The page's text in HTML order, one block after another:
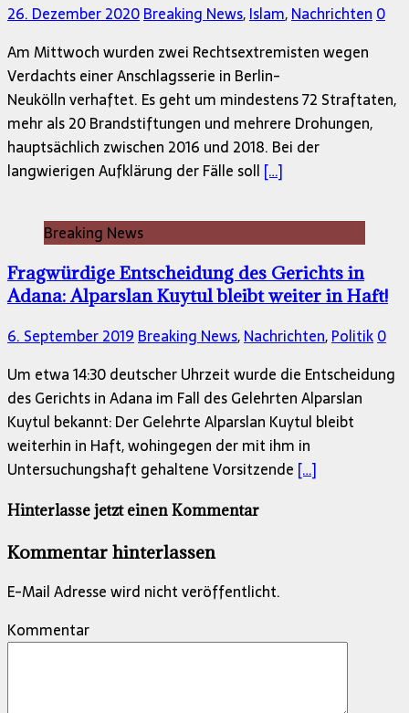
26. Dezember 2020Breaking News,Islam,Nachrichten 0
Am Mittwoch wurden zwei Rechtsextremisten wegen
Verdachts einer Anschlagsserie in Berlin-
Neukölln verhaftet. Es geht um mindestens 72 Straftaten,
mehr als 20 Brandstiftungen und mehrere Drohungen,
hauptsächlich zwischen 2016 und 2018. Bei der
langwierigen Aufklärung der Fälle soll […]
Breaking News
Fragwürdige Entscheidung des Gerichts in
Adana: Alparslan Kuytul bleibt weiter in Haft!
6. September 2019 Breaking News,Nachrichten,Politik0
Um etwa 14:30 deutscher Uhrzeit wurde die Entscheidung
des Gerichts in Adana im Fall des Gelehrten Alparslan
Kuytul bekannt: Der Gelehrte Alparslan Kuytul bleibt
weiterhin in Haft, wohingegen der mit ihm in
Untersuchungshaft gehaltene Vorsitzende […]
Hinterlasse jetzt einen Kommentar
Kommentar hinterlassen
E-Mail Adresse wird nicht veröffentlicht.
Kommentar